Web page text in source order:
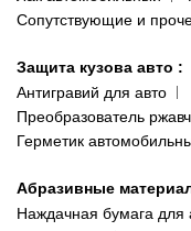
Сопутствующие и
Защита кузова авто :
Антигравий для авто
Преобразователь
Герметик
Абразивные
Наждачная бумага для